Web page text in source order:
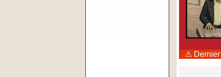
⚠ Dernier